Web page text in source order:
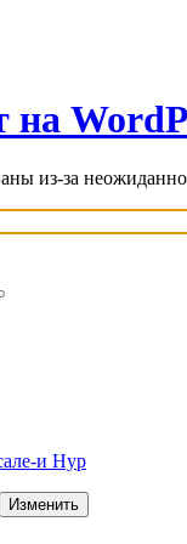
на
из-за
и Нур